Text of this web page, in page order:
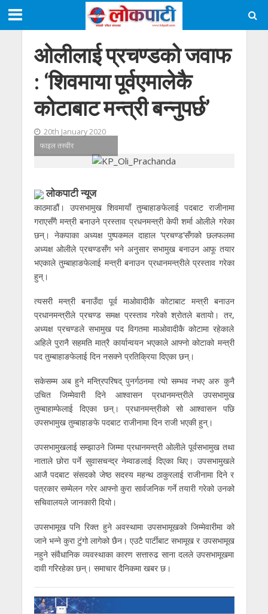
ओलीलाई प्रचण्डको जवाफ
: ‘शिवमाया पूर्वएमालेकै
कोटाबाट मन्त्री बन्नुपर्छ’
20th January 2020
फाइल तस्वीर
लाेकपाटी न्यूज
काठमाडौं। उपसभामुख शिवमायाँ तुम्बाहाङफेलाई पदबाट राजीनामा
गराएसँगै मन्त्री बनाउने प्रस्ताव प्रधनमन्त्री केपी शर्मा ओलीले गरेका
छन्। नेकपाका अध्यक्ष पुष्पकमल दाहाल ‘प्रचण्ड’सँगको छलफलमा
अध्यक्ष ओलीले प्रचण्डसँग भने अनुसार सभामुख बनाउन आफू तयार
भएकाले तुम्बाहाङफेलाई मन्त्री बनाउन प्रधानमन्त्रीले प्रस्ताव गरेका
हुन्।
त्यसरी मन्त्री बनाउँदा पूर्व माओवादीकै कोटाबाट मन्त्री बनाउन
प्रधानमन्त्रीले प्रचण्ड समक्ष प्रस्ताव गरेको श्रोतले बतायो। तर,
अध्यक्ष प्रचण्डले सभामुख पद विगतमा माओवादीकै कोटामा रहेकाले
अहिले पुरानै सहमति मात्रै कार्यान्वयन भएकाले आफ्नो कोटाको मन्त्री
पद तुम्बाहाङफेलाई दिन नसक्ने प्रतिक्रिया दिएका छन्।
सकेसम्म अब हुने मन्त्रिपरिषद् पुनर्गठनमा त्यो सम्भव नभए अरु कुनै
उचित जिम्मेवारी दिने आश्वासन प्रधानमन्त्रीले उपसभामुख
तुम्बाहाम्फेलाई दिएका छन्। प्रधानमन्त्रीको सो आश्वासन पछि
उपसभामुख तुम्बाहाङफे पदबाट राजीनामा दिन राजी भएकी हुन्।
उपसभामुखलाई सम्झाउने जिम्मा प्रधानमन्त्री ओलीले पूर्वसभामुख तथा
नाताले छोरा पर्ने सुवासचन्द्र नेम्वाङलाई दिएका थिए। उपसभामुखले
आजै पदबाट संसदको जेष्ठ सदस्य महन्थ ठाकुरलाई राजीनामा दिने र
पत्रकार सम्मेलन गरेर आफ्नो कुरा सार्वजनिक गर्ने तयारी गरेको उनको
सचिवालयले जानकारी दियो।
उपसभामूख पनि रिक्त हुने अवस्थामा उपसभामूखको जिम्मेवारीमा को
जाने भन्ने कुरा टुंगो लागेको छैन। एउटै पार्टीबाट सभामूख र उपसभामूख
नहुने संवैधानिक व्यवस्थाका कारण सत्तारुढ साना दलले उपसभामूखमा
दावी गरिरहेका छन्। समाचार दैनिकमा खबर छ।